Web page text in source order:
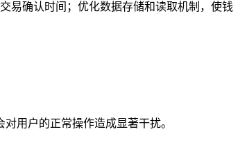
易确认时间；优化数据存储和读取机制，使钱
用户的正常操作造成显著干扰。